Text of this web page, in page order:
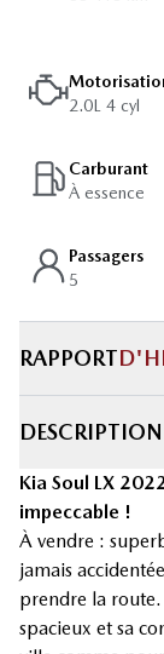
2.0L 4 cyl
Carburant
À essence
Passagers
5
RAPPORT
DESCRIPTION
Kia Soul LX
impeccable !
À vendre :
jamais
prendre la
spacieux et sa